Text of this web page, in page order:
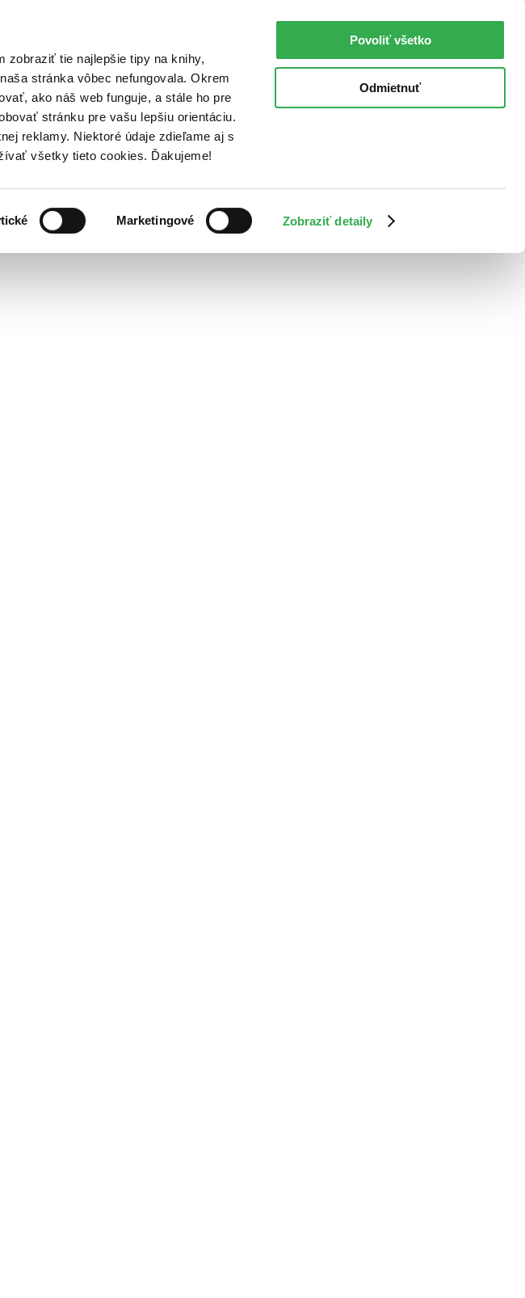
zobraziť tie najlepšie tipy na knihy,
stránka vôbec nefungovala. Okrem
ako náš web funguje, a stále ho pre
stránku pre vašu lepšiu orientáciu.
reklamy. Niektoré údaje zdieľame aj s
všetky tieto cookies. Ďakujeme!
Marketingové Zobraziť detaily
Povoliť všetko
Odmietnuť